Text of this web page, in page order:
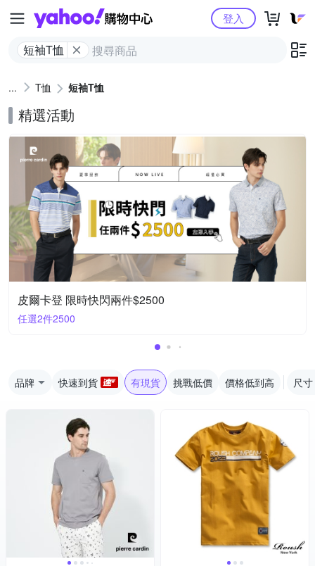
Yahoo購物中心
短袖T恤
登入
T恤 短袖T恤
精選活動
皮爾卡登 限時快閃兩件$2500
任選2件2500
品牌 快速到貨 有現貨 挑戰低價 價格低到高 尺寸